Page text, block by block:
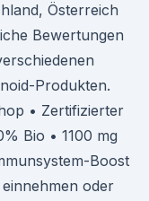
Österreich
Bewertungen
Produkten.
• Zertifizierter
Bio • 1100 mg
Boost
oder